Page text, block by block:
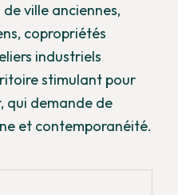
ville anciennes,
copropriétés
industriels
stimulant pour
qui demande de
et contemporanéité.